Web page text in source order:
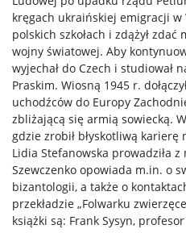
kręgach ukraińskiej emigracji w
polskich szkołach i zdążył
wojny światowej. Aby
wyjechał do Czech i studiował
Praskim. Wiosną 1945 r.
uchodźców do Europy
zbliżającą się armią sowiecką.
gdzie zrobił błyskotliwą
Lidia Stefanowska prowadziła
Szewczenko opowiada m.in. o
bizantologii, a także o
przekładzie „Folwarku
książki są: Frank Sysyn,